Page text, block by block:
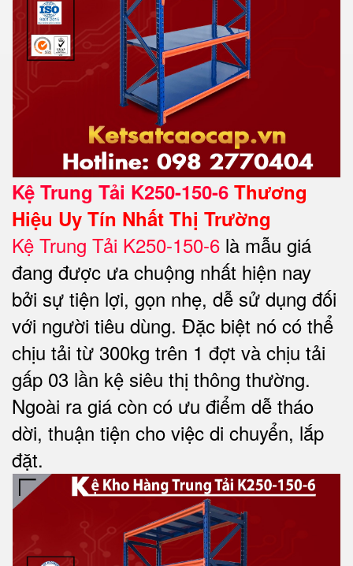
Kệ Trung Tải K250-150-6 Thương
Hiệu Uy Tín Nhất Thị Trường
Kệ Trung Tải K250-150-6 là mẫu giá
đang được ưa chuộng nhất hiện nay
bởi sự tiện lợi, gọn nhẹ, dễ sử dụng đối
với người tiêu dùng. Đặc biệt nó có thể
chịu tải từ 300kg trên 1 đợt và chịu tải
gấp 03 lần kệ siêu thị thông thường.
Ngoài ra giá còn có ưu điểm dễ tháo
dời, thuận tiện cho việc di chuyển, lắp
đặt.